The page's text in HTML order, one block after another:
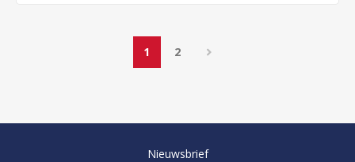
1 2
Nieuwsbrief